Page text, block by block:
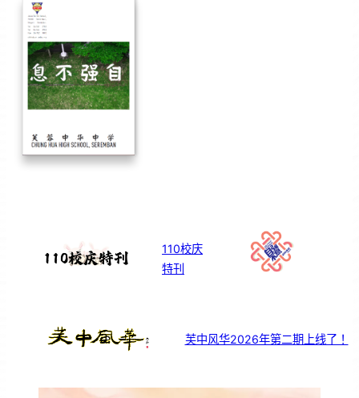
110校庆
特刊
芙中风华2026年第二期上线了！